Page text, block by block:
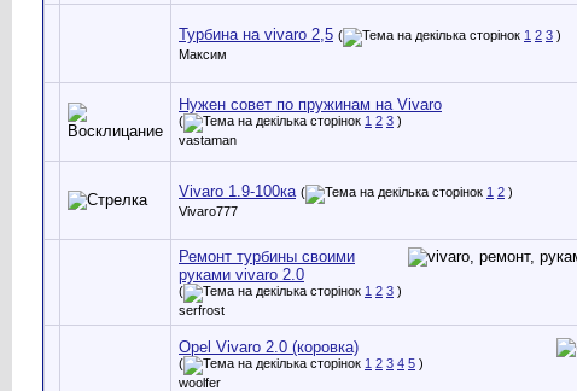
Турбина на vivaro 2,5 ( 1 2 3 )
Максим
Нужен совет по пружинам на Vivaro
( 1 2 3 )
vastaman
Vivaro 1.9-100ка ( 1 2 )
Vivaro777
Ремонт турбины своими
руками vivaro 2.0
( 1 2 3 )
serfrost
Opel Vivaro 2.0 (коровка)
( 1 2 3 4 5 )
woolfer